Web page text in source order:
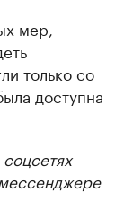
мер,
только со
доступна